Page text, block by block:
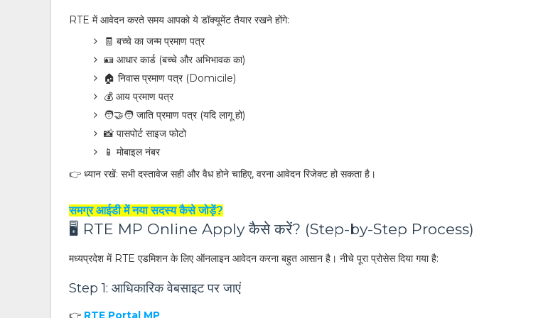
RTE में आवेदन करते समय आपको ये डॉक्यूमेंट तैयार रखने होंगे:
🧾 बच्चे का जन्म प्रमाण पत्र
🪪 आधार कार्ड (बच्चे और अभिभावक का)
🏠 निवास प्रमाण पत्र (Domicile)
💰 आय प्रमाण पत्र
🧑‍🤝‍🧑 जाति प्रमाण पत्र (यदि लागू हो)
📸 पासपोर्ट साइज फोटो
📱 मोबाइल नंबर
👉 ध्यान रखें: सभी दस्तावेज सही और वैध होने चाहिए, वरना आवेदन रिजेक्ट हो सकता है।
समग्र आईडी में नया सदस्य कैसे जोड़ें?
🖥️ RTE MP Online Apply कैसे करें? (Step-by-Step Process)
मध्यप्रदेश में RTE एडमिशन के लिए ऑनलाइन आवेदन करना बहुत आसान है। नीचे पूरा प्रोसेस दिया गया है:
Step 1: आधिकारिक वेबसाइट पर जाएं
👉 RTE Portal MP